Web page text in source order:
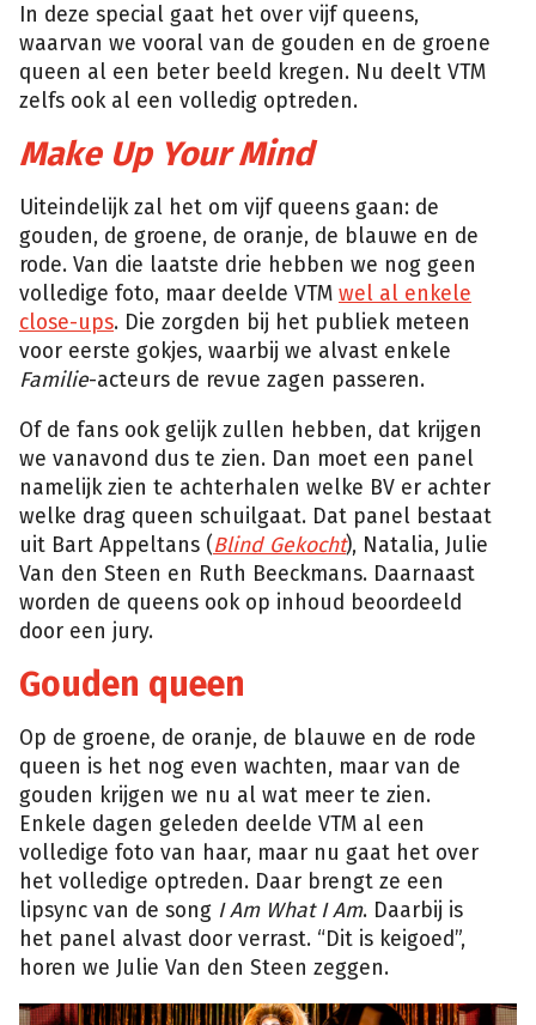
In deze special gaat het over vijf queens,
waarvan we vooral van de gouden en de groene
queen al een beter beeld kregen. Nu deelt VTM
zelfs ook al een volledig optreden.
Make Up Your Mind
Uiteindelijk zal het om vijf queens gaan: de
gouden, de groene, de oranje, de blauwe en de
rode. Van die laatste drie hebben we nog geen
volledige foto, maar deelde VTM wel al enkele
close-ups. Die zorgden bij het publiek meteen
voor eerste gokjes, waarbij we alvast enkele
Familie-acteurs de revue zagen passeren.
Of de fans ook gelijk zullen hebben, dat krijgen
we vanavond dus te zien. Dan moet een panel
namelijk zien te achterhalen welke BV er achter
welke drag queen schuilgaat. Dat panel bestaat
uit Bart Appeltans (Blind Gekocht), Natalia, Julie
Van den Steen en Ruth Beeckmans. Daarnaast
worden de queens ook op inhoud beoordeeld
door een jury.
Gouden queen
Op de groene, de oranje, de blauwe en de rode
queen is het nog even wachten, maar van de
gouden krijgen we nu al wat meer te zien.
Enkele dagen geleden deelde VTM al een
volledige foto van haar, maar nu gaat het over
het volledige optreden. Daar brengt ze een
lipsync van de song I Am What I Am. Daarbij is
het panel alvast door verrast. “Dit is keigoed”,
horen we Julie Van den Steen zeggen.